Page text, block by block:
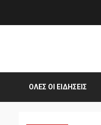
ΌΛΕΣ ΟΙ ΕΙΔΉΣΕΙΣ